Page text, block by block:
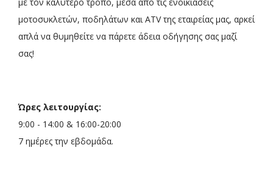
με τον καλύτερο τρόπο, μέσα από τις ενοικιάσεις
μοτοσυκλετών, ποδηλάτων και ATV της εταιρείας μας, αρκεί
απλά να θυμηθείτε να πάρετε άδεια οδήγησης σας μαζί
σας!
Ώρες λειτουργίας:
9:00 - 14:00 & 16:00-20:00
7 ημέρες την εβδομάδα.